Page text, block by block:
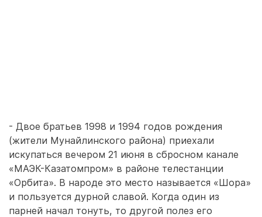
- Двое братьев 1998 и 1994 годов рождения
(жители Мунайлинского района) приехали
искупаться вечером 21 июня в сбросном канале
«МАЭК-Казатомпром» в районе телестанции
«Орбита». В народе это место называется «Шора»
и пользуется дурной славой. Когда один из
парней начал тонуть, то другой полез его